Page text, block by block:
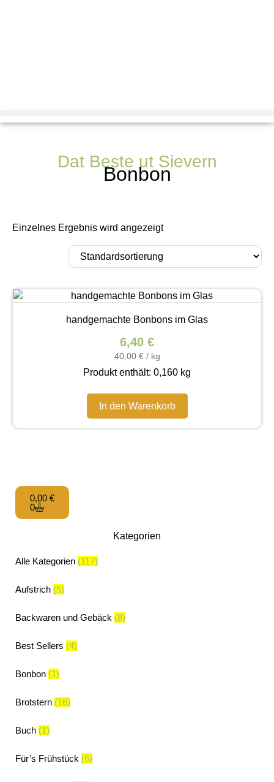
Dat Beste ut Sievern
Bonbon
Einzelnes Ergebnis wird angezeigt
handgemachte Bonbons im Glas
6,40 €
40,00 €/ kg
Produkt enthält: 0,160 kg
In den Warenkorb
0,00 €
0
Kategorien
Alle Kategorien (117)
Aufstrich (5)
Backwaren und Gebäck (8)
Best Sellers (4)
Bonbon (1)
Brotstern (16)
Buch (1)
Für’s Frühstück (6)